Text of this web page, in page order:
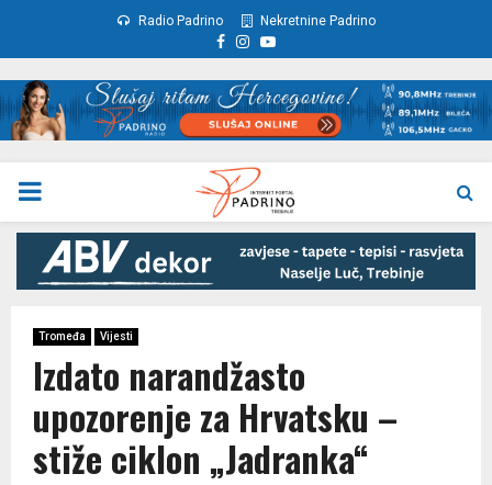
Radio Padrino Nekretnine Padrino
Facebook
Instagram
Youtube
PRIMARY
MENU
Tromeđa Vijesti
Izdato narandžasto
upozorenje za Hrvatsku –
stiže ciklon „Jadranka“